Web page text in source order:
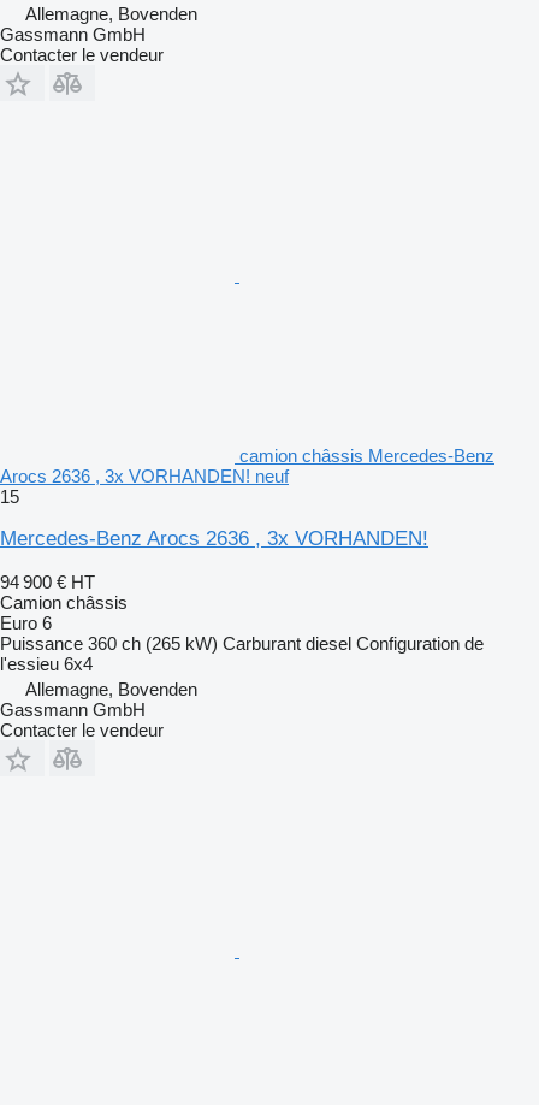
Allemagne, Bovenden
Gassmann GmbH
Contacter le vendeur
camion châssis Mercedes-Benz
Arocs 2636 , 3x VORHANDEN! neuf
15
Mercedes-Benz Arocs 2636 , 3x VORHANDEN!
94 900 € HT
Camion châssis
Euro 6
Puissance 360 ch (265 kW) Carburant diesel Configuration de
l'essieu 6x4
Allemagne, Bovenden
Gassmann GmbH
Contacter le vendeur